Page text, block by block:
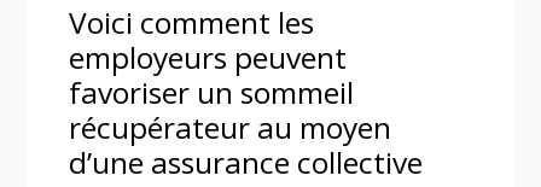
Voici comment les
employeurs peuvent
favoriser un sommeil
récupérateur au moyen
d’une assurance collective